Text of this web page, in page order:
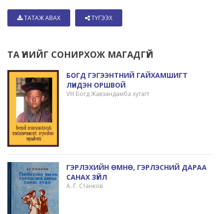
ТАТАЖ АВАХ ТҮГЭЭХ
ТА ҮҮНИЙГ СОНИРХОЖ МАГАДГҮЙ
БОГД ГЭГЭЭНТНИЙ ГАЙХАМШИГТ
ЛҮНДЭН ОРШВОЙ
VIII Богд Жавзандамба хутагт
ГЭРЛЭХИЙН ӨМНӨ, ГЭРЛЭСНИЙ ДАРАА
САНАХ ЗҮЙЛ
А. Г. Станков